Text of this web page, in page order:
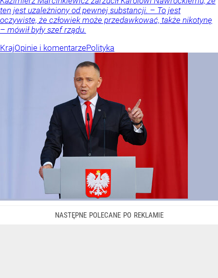
ten jest uzależniony od pewnej substancji. – To jest
oczywiste, że człowiek może przedawkować, także nikotynę
– mówił były szef rządu.
KrajOpinie i komentarzePolityka